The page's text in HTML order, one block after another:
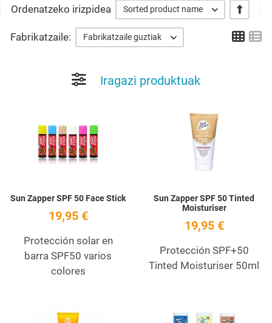
Ordenatzeko irizpidea Sorted product name +/-
Fabrikatzaile: Fabrikatzaile guztiak Grid
Iragazi produktuak
Add to Wishlist
Sun Zapper SPF 50 Face Stick
19,95 €
Protección solar en
barra SPF50 varios
colores
Sun Zapper SPF 50 Tinted
Moisturiser
19,95 €
Protección SPF+50
Tinted Moisturiser 50ml
Add to Wishlist